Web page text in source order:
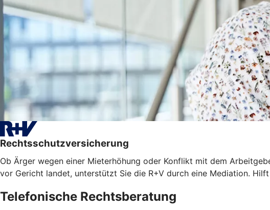
Rechtsschutzversicherung
Ob Ärger wegen einer Mieterhöhung oder Konflikt mit dem
vor Gericht landet, unterstützt Sie die R+V durch eine Mediation.
Telefonische Rechtsberatung